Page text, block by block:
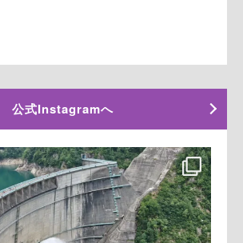
公式Instagramへ